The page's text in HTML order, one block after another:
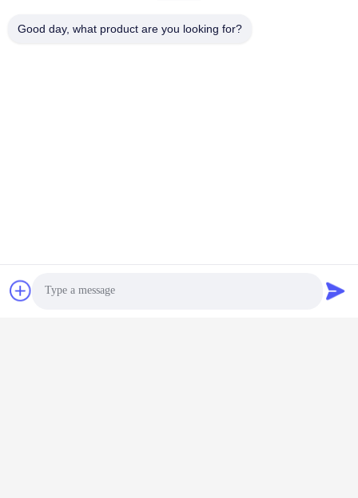
Good day, what product are you looking for?